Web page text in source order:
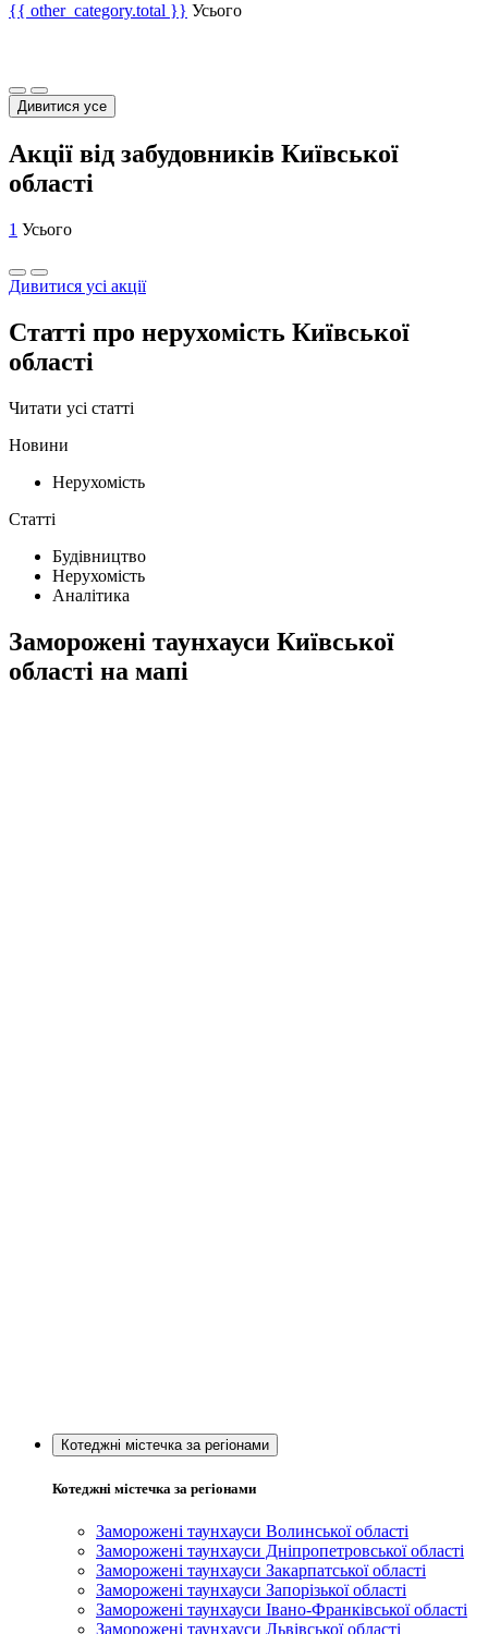
{{ other_category.total }} Усього
Дивитися усе
Акції від забудовників Київської
області
1 Усього
Дивитися усі акції
Статті про нерухомість Київської
області
Читати усі статті
Новини
Нерухомість
Статті
Будівництво
Нерухомість
Аналітика
Заморожені таунхауси Київської
області на мапі
Котеджні містечка за регіонами
Котеджні містечка за регіонами
Заморожені таунхауси Волинської області
Заморожені таунхауси Дніпропетровської області
Заморожені таунхауси Закарпатської області
Заморожені таунхауси Запорізької області
Заморожені таунхауси Івано-Франківської області
Заморожені таунхауси Львівської області